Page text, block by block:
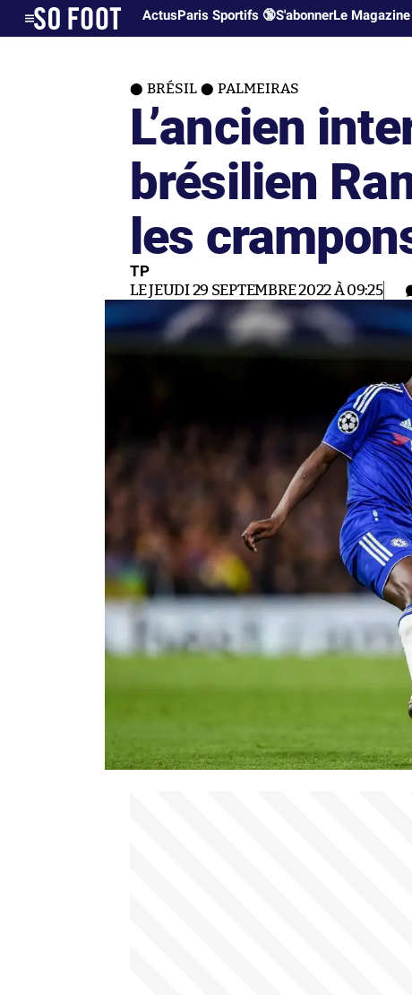
ActusParis Sportifs 🔞S'abonnerLe Magazine
BRÉSIL PALMEIRAS
L’ancien
brésilien
les
TP
LE JEUDI 29 SEPTEMBRE 2022 À 09:25